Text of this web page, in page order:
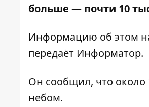
больше — почти 10
Информацию об этом
передаёт Информатор.
Он сообщил, что около
небом.